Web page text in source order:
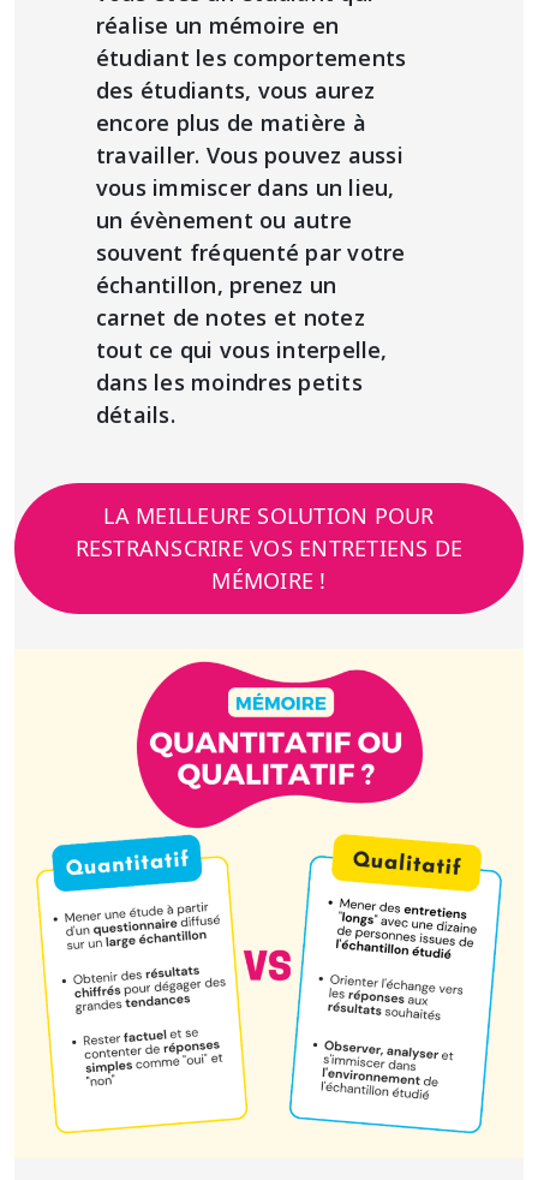
réalise un mémoire en
étudiant les comportements
des étudiants, vous aurez
encore plus de matière à
travailler. Vous pouvez aussi
vous immiscer dans un lieu,
un évènement ou autre
souvent fréquenté par votre
échantillon, prenez un
carnet de notes et notez
tout ce qui vous interpelle,
dans les moindres petits
détails.
LA MEILLEURE SOLUTION POUR
RESTRANSCRIRE VOS ENTRETIENS DE
MÉMOIRE !